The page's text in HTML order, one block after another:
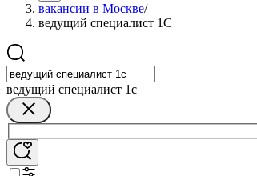
вакансии в Москве/
ведущий специалист 1С
ведущий специалист 1с